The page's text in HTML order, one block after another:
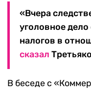
«Вчера
уголовное
налогов в
сказал
В беседе с